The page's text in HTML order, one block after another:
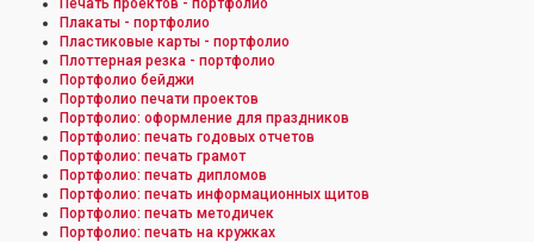
Печать проектов - портфолио
Плакаты - портфолио
Пластиковые карты - портфолио
Плоттерная резка - портфолио
Портфолио бейджи
Портфолио печати проектов
Портфолио: оформление для праздников
Портфолио: печать годовых отчетов
Портфолио: печать грамот
Портфолио: печать дипломов
Портфолио: печать информационных щитов
Портфолио: печать методичек
Портфолио: печать на кружках